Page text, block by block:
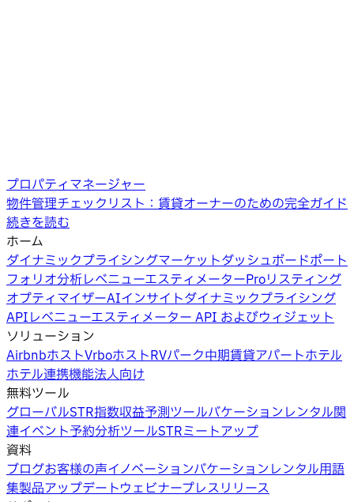
プロパティマネージャー
物件管理チェックリスト：賃貸オーナーのための完全ガイド
続きを読む
ホーム
ダイナミックプライシングマーケットダッシュボードポート
フォリオ分析レベニューエスティメーターProリスティング
オプティマイザーAIインサイトダイナミックプライシング
APIレベニューエスティメーター API およびウィジェット
ソリューション
AirbnbホストVrboホストRVパーク中期賃貸アパートホテル
ホテル連携機能法人向け
無料ツール
グローバルSTR指数収益予測ツールバケーションレンタル関
連イベント予約分析ツールSTRミートアップ
資料
ブログお客様の声イノベーションバケーションレンタル用語
集製品アップデートウェビナープレスリリース